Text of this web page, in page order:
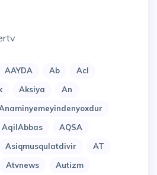
AAYDA Ab
Acl
Aksiya
An
AqilAbbas
AQSA
Asiqmusqulatdivir
AT
Atvnews
Autizm